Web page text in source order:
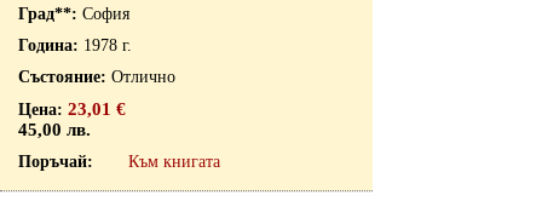
София
1978 г.
Отлично
23,01 €
45,00 лв.
Към книгата